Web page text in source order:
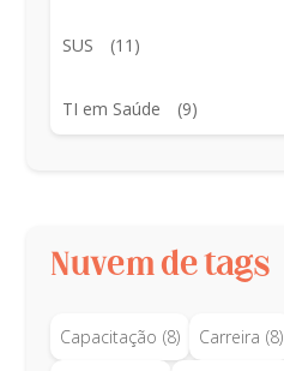
SUS (11)
TI em Saúde (9)
Nuvem de tags
Capacitação (8) Carreira (8)